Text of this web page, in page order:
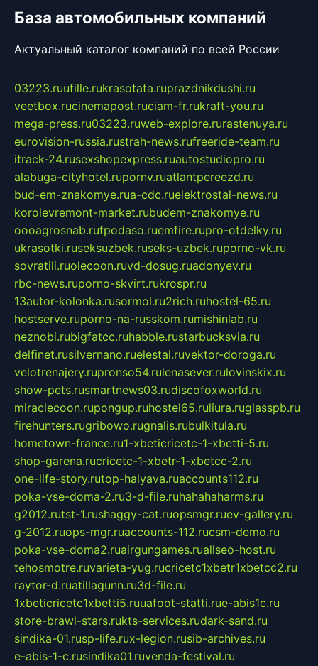
База автомобильных компаний
Актуальный каталог компаний по всей России
03223.ruufille.rukrasotata.ruprazdnikdushi.ru
veetbox.rucinemapost.ruciam-fr.rukraft-you.ru
mega-press.ru03223.ruweb-explore.rurastenuya.ru
eurovision-russia.rustrah-news.rufreeride-team.ru
itrack-24.rusexshopexpress.ruautostudiopro.ru
alabuga-cityhotel.rupornv.ruatlantpereezd.ru
bud-em-znakomye.rua-cdc.ruelektrostal-news.ru
korolevremont-market.rubudem-znakomye.ru
oooagrosnab.rufpodaso.ruemfire.rupro-otdelky.ru
ukrasotki.ruseksuzbek.ruseks-uzbek.ruporno-vk.ru
sovratili.ruolecoon.ruvd-dosug.ruadonyev.ru
rbc-news.ruporno-skvirt.rukrospr.ru
13autor-kolonka.rusormol.ru2rich.ruhostel-65.ru
hostserve.ruporno-na-russkom.rumishinlab.ru
neznobi.rubigfatcc.ruhabble.rustarbucksvia.ru
delfinet.rusilvernano.ruelestal.ruvektor-doroga.ru
velotrenajery.rupronso54.rulenasever.rulovinskix.ru
show-pets.rusmartnews03.rudiscofoxworld.ru
miraclecoon.rupongup.ruhostel65.ruliura.ruglasspb.ru
firehunters.rugribowo.rugnalis.rubulkitula.ru
hometown-france.ru1-xbeticricetc-1-xbetti-5.ru
shop-garena.rucricetc-1-xbetr-1-xbetcc-2.ru
one-life-story.rutop-halyava.ruaccounts112.ru
poka-vse-doma-2.ru3-d-file.ruhahahaharms.ru
g2012.rutst-1.rushaggy-cat.ruopsmgr.ruev-gallery.ru
g-2012.ruops-mgr.ruaccounts-112.rucsm-demo.ru
poka-vse-doma2.ruairgungames.ruallseo-host.ru
tehosmotre.ruvarieta-yug.rucricetc1xbetr1xbetcc2.ru
raytor-d.ruatillagunn.ru3d-file.ru
1xbeticricetc1xbetti5.ruuafoot-statti.rue-abis1c.ru
store-brawl-stars.rukts-services.rudark-sand.ru
sindika-01.rusp-life.rux-legion.rusib-archives.ru
e-abis-1-c.rusindika01.ruvenda-festival.ru